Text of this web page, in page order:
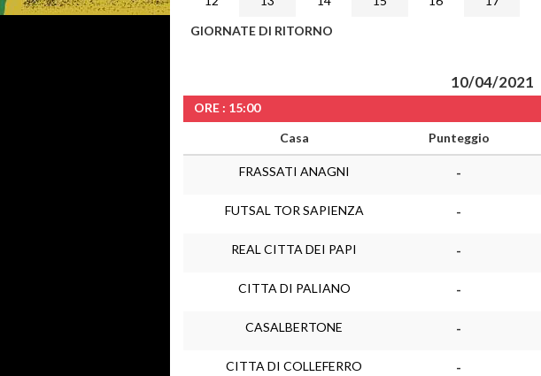
GIORNATE DI RITORNO
10/04/2021
ORE : 15:00
Casa
Punteggio
FRASSATI ANAGNI -
FUTSAL TOR SAPIENZA -
REAL CITTA DEI PAPI -
CITTA DI PALIANO -
CASALBERTONE -
CITTA DI COLLEFERRO -